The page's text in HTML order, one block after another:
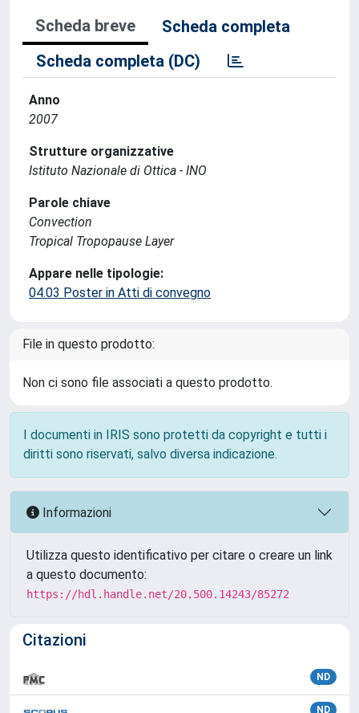
Scheda breve
Scheda completa
Scheda completa (DC)
Anno
2007
Strutture organizzative
Istituto Nazionale di Ottica - INO
Parole chiave
Convection
Tropical Tropopause Layer
Appare nelle tipologie:
04.03 Poster in Atti di convegno
File in questo prodotto:
Non ci sono file associati a questo prodotto.
I documenti in IRIS sono protetti da copyright e tutti i
diritti sono riservati, salvo diversa indicazione.
Informazioni
Utilizza questo identificativo per citare o creare un link
a questo documento:
https://hdl.handle.net/20.500.14243/85272
Citazioni
ND
ND